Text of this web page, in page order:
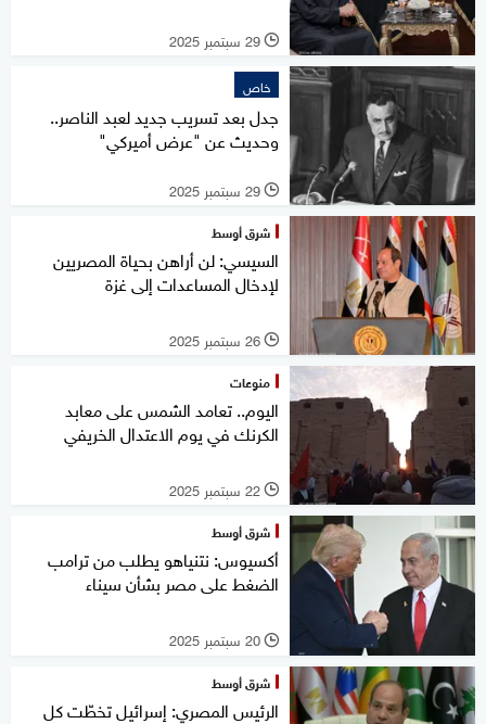
l 29 سبتمبر 2025
خاص
جدل بعد تسريب جديد لعبد الناصر..
وحديث عن "عرض أميركي"
l 29 سبتمبر 2025
شرق أوسط
السيسي: لن أراهن بحياة المصريين
لإدخال المساعدات إلى غزة
l 26 سبتمبر 2025
منوعات
اليوم.. تعامد الشمس على معابد
الكرنك في يوم الاعتدال الخريفي
l 22 سبتمبر 2025
شرق أوسط
أكسيوس: نتنياهو يطلب من ترامب
الضغط على مصر بشأن سيناء
l 20 سبتمبر 2025
شرق أوسط
الرئيس المصري: إسرائيل تخطّت كل